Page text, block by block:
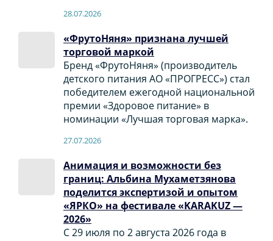
28.07.2026
«ФрутоНяня» признана лучшей
торговой маркой
Бренд «ФрутоНяня» (производитель
детского питания АО «ПРОГРЕСС») стал
победителем ежегодной национальной
премии «Здоровое питание» в
номинации «Лучшая торговая марка».
27.07.2026
Анимация и возможности без
границ: Альбина Мухаметзянова
поделится экспертизой и опытом
«ЯРКО» на фестивале «KARAKUZ —
2026»
С 29 июля по 2 августа 2026 года в